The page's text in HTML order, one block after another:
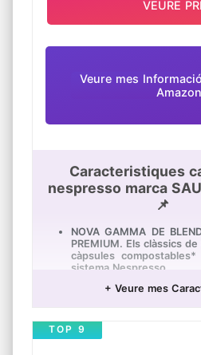
Veure mes
Amazon
Caracteristiques
nespresso marca
📌
NOVA GAMMA DE
PREMIUM. Els clàssics
càpsules
sistema Nespresso.
PACK DE 3 envasos
càpsules per envàs, el
menys envàs. Envàs
inert per a preservar
VEURE
+ Veure mes
TOP 9